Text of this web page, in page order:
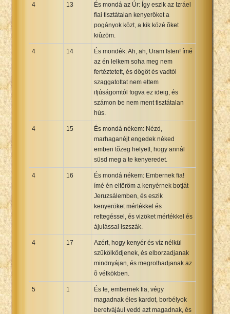
4 13
És mondá az Úr: Így eszik az Izráel
fiai tisztátalan kenyeröket a
pogányok közt, a kik közé õket
kiûzöm.
4 14
És mondék: Ah, ah, Uram Isten! ímé
az én lelkem soha meg nem
fertéztetett, és dögöt és vadtól
szaggatottat nem ettem
ifjúságomtól fogva ez ideig, és
számon be nem ment tisztátalan
hús.
4 15
És mondá nékem: Nézd,
marhaganéjt engedek néked
emberi tõzeg helyett, hogy annál
süsd meg a te kenyeredet.
4 16
És mondá nékem: Embernek fia!
ímé én eltöröm a kenyérnek botját
Jeruzsálemben, és eszik
kenyeröket mértékkel és
rettegéssel, és vizöket mértékkel és
ájulással iszszák.
4 17
Azért, hogy kenyér és víz nélkül
szûkölködjenek, és elborzadjanak
mindnyájan, és megrothadjanak az
õ vétkökben.
5 1
És te, embernek fia, végy
magadnak éles kardot, borbélyok
beretvájául vedd azt magadnak, és